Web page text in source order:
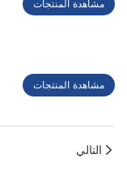
مشاهدة المنتجات
مشاهدة المنتجات
التالي